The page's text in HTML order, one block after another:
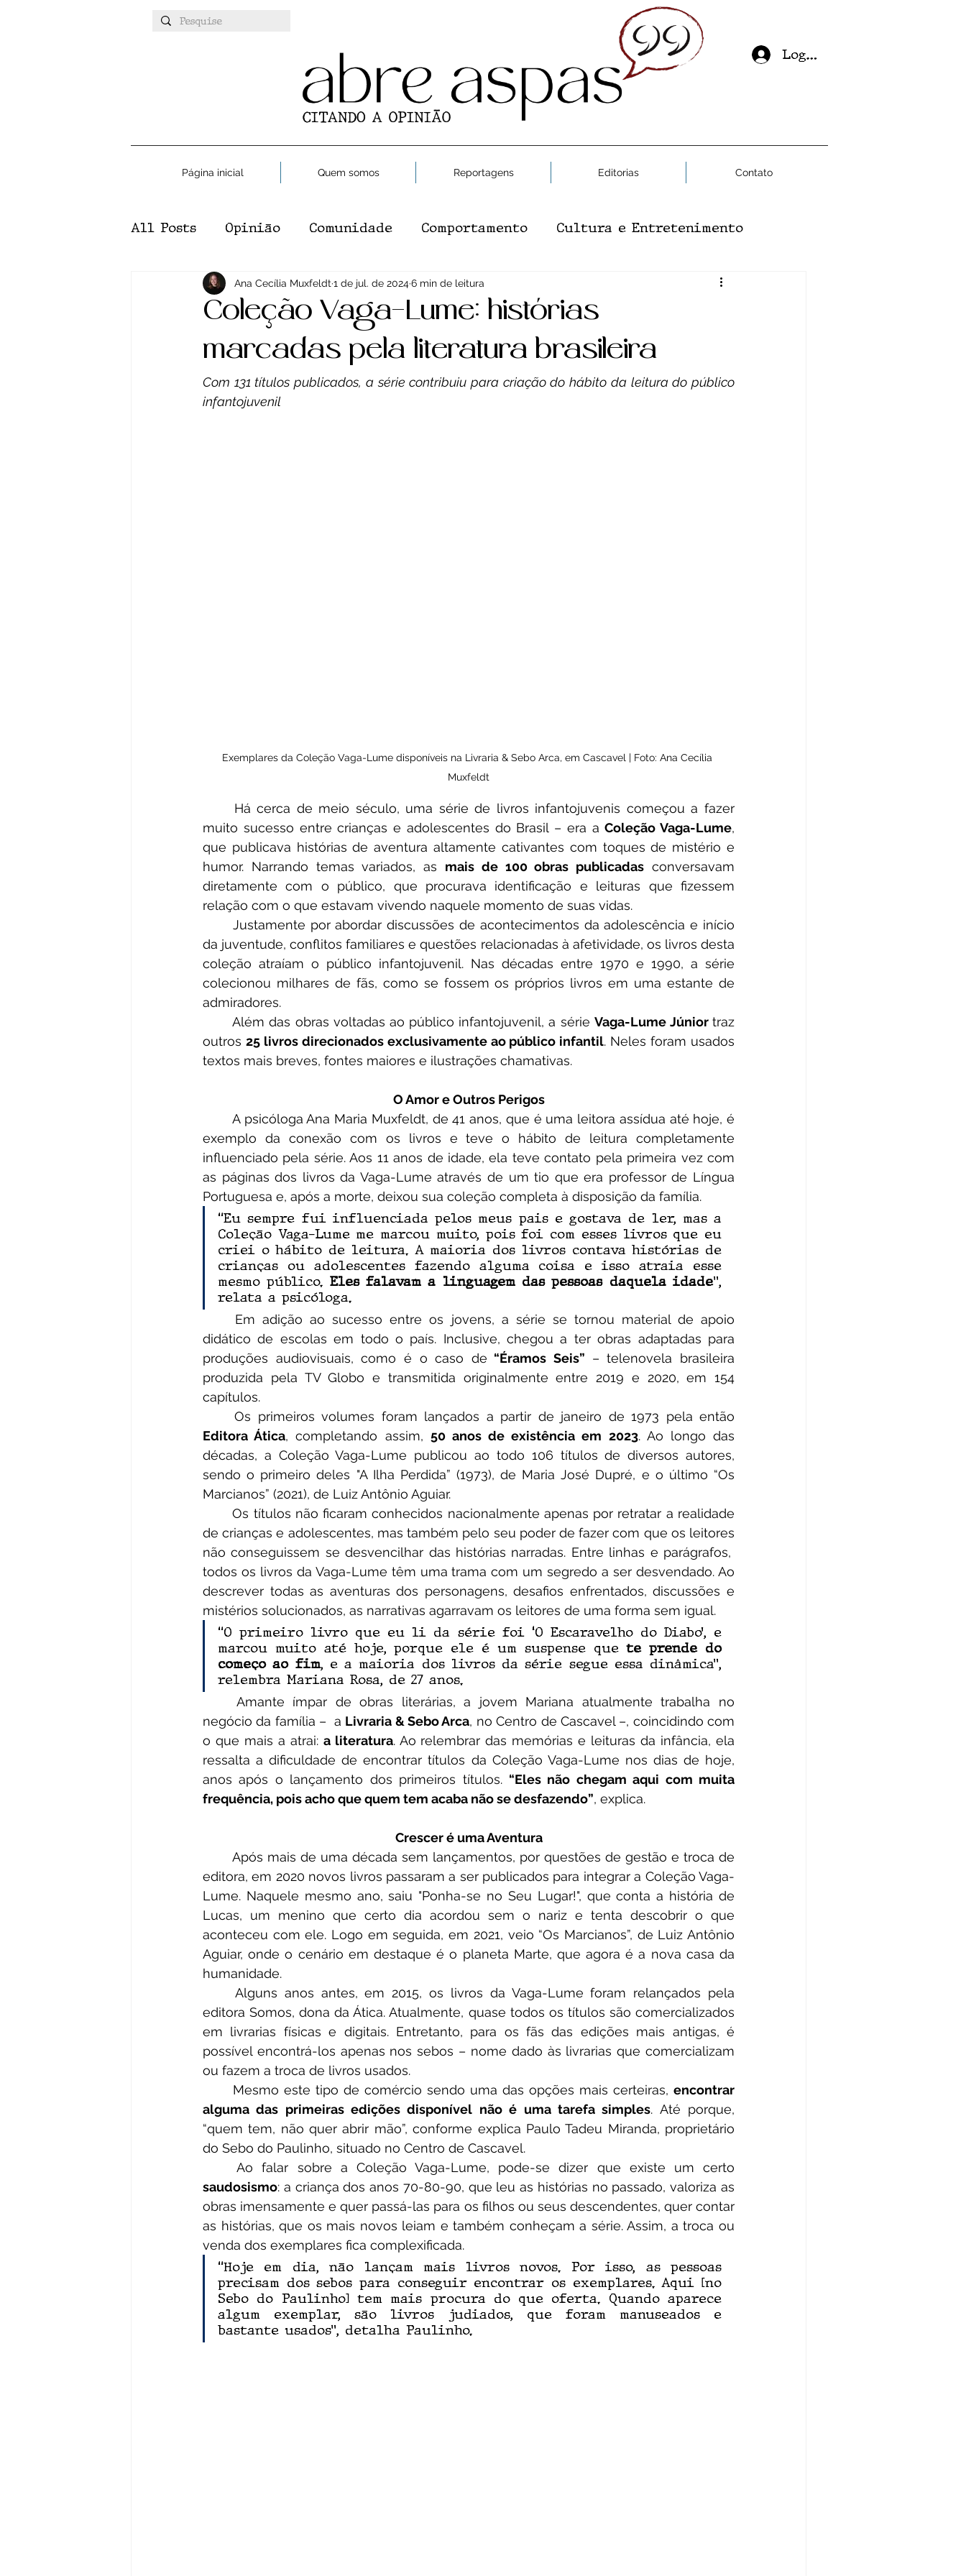
Página inicial Quem somos Reportagens Editorias Contato
Log In
All Posts Opinião Comunidade Comportamento Cultura e Entretenimento
Atualidades Esporte e Saúde Moda Gastronomia Saúde Mental
reportagem Jogos Saúde Reportagem Resenha Crítica Reportagem
Atualidade Agronegócio
Coleção Vaga-Lume: histórias
marcadas pela literatura brasileira
Ana Cecília Muxfeldt 1 de jul. de 20246 min de leitura
Com 131 títulos publicados, a série contribuiu para criação do hábito da leitura do público
infantojuvenil
Exemplares da Coleção Vaga-Lume disponíveis na Livraria & Sebo Arca, em Cascavel | Foto: Ana Cecília
Muxfeldt
muito sucesso entre crianças e adolescentes do Brasil – era a Coleção Vaga-Lume,
que publicava histórias de aventura altamente cativantes com toques de mistério e
humor. Narrando temas variados, as mais de 100 obras publicadas conversavam
diretamente com o público, que procurava identificação e leituras que fizessem
relação com o que estavam vivendo naquele momento de suas vidas.
da juventude, conflitos familiares e questões relacionadas à afetividade, os livros desta
coleção atraíam o público infantojuvenil. Nas décadas entre 1970 e 1990, a série
colecionou milhares de fãs, como se fossem os próprios livros em uma estante de
admiradores.
	Além das obras voltadas ao público infantojuvenil, a série
Vaga-Lume Júnior traz
outros 25 livros direcionados exclusivamente ao público infantil. Neles foram usados
textos mais breves, fontes maiores e ilustrações chamativas.
O Amor e Outros Perigos
exemplo da conexão com os livros e teve o hábito de leitura completamente
influenciado pela série. Aos 11 anos de idade, ela teve contato pela primeira vez com
as páginas dos livros da Vaga-Lume através de um tio que era professor de Língua
Portuguesa e, após a morte, deixou sua coleção completa à disposição da família.
“Eu sempre fui influenciada pelos meus pais e gostava de ler, mas a
Coleção Vaga-Lume me marcou muito, pois foi com esses livros que eu
criei o hábito de leitura. A maioria dos livros contava histórias de
crianças ou adolescentes fazendo alguma coisa e isso atraia esse
mesmo público. Eles falavam a linguagem das pessoas daquela idade”,
relata a psicóloga.
didático de escolas em todo o país. Inclusive, chegou a ter obras adaptadas para
produções audiovisuais, como é o caso de “Éramos Seis” – telenovela brasileira
produzida pela TV Globo e transmitida originalmente entre 2019 e 2020, em 154
capítulos.
Editora Ática, completando assim, 50 anos de existência em 2023. Ao longo das
décadas, a Coleção Vaga-Lume publicou ao todo 106 títulos de diversos autores,
sendo o primeiro deles "A Ilha Perdida” (1973), de Maria José Dupré, e o último “Os
Marcianos” (2021), de Luiz Antônio Aguiar.
	Os títulos não ficaram conhecidos nacionalmente apenas por retratar a realidade
de crianças e adolescentes, mas também pelo seu poder de fazer com que os leitores
não conseguissem se desvencilhar das histórias narradas. Entre linhas e parágrafos,
todos os livros da Vaga-Lume têm uma trama com um segredo a ser desvendado. Ao
descrever todas as aventuras dos personagens, desafios enfrentados, discussões e
mistérios solucionados, as narrativas agarravam os leitores de uma forma sem igual.
“O primeiro livro que eu li da série foi ‘O Escaravelho do Diabo’, e
marcou muito até hoje, porque ele é um suspense que te prende do
começo ao fim, e a maioria dos livros da série segue essa dinâmica”,
relembra Mariana Rosa, de 27 anos.
negócio da família –  a Livraria & Sebo Arca, no Centro de Cascavel –, coincidindo com
o que mais a atrai: a literatura. Ao relembrar das memórias e leituras da infância, ela
ressalta a dificuldade de encontrar títulos da Coleção Vaga-Lume nos dias de hoje,
anos após o lançamento dos primeiros títulos. “Eles não chegam aqui com muita
frequência, pois acho que quem tem acaba não se desfazendo”, explica.
Crescer é uma Aventura
editora, em 2020 novos livros passaram a ser publicados para integrar a Coleção Vaga-
Lume. Naquele mesmo ano, saiu "Ponha-se no Seu Lugar!", que conta a história de
Lucas, um menino que certo dia acordou sem o nariz e tenta descobrir o que
aconteceu com ele. Logo em seguida, em 2021, veio “Os Marcianos”, de Luiz Antônio
Aguiar, onde o cenário em destaque é o planeta Marte, que agora é a nova casa da
humanidade.
editora Somos, dona da Ática. Atualmente, quase todos os títulos são comercializados
em livrarias físicas e digitais. Entretanto, para os fãs das edições mais antigas, é
possível encontrá-los apenas nos sebos – nome dado às livrarias que comercializam
ou fazem a troca de livros usados.
	Mesmo este tipo de comércio sendo uma das opções mais certeiras,
encontrar
alguma das primeiras edições disponível não é uma tarefa simples. Até porque,
“quem tem, não quer abrir mão”, conforme explica Paulo Tadeu Miranda, proprietário
do Sebo do Paulinho, situado no Centro de Cascavel.
saudosismo: a criança dos anos 70-80-90, que leu as histórias no passado, valoriza as
obras imensamente e quer passá-las para os filhos ou seus descendentes, quer contar
as histórias, que os mais novos leiam e também conheçam a série. Assim, a troca ou
venda dos exemplares fica complexificada.
“Hoje em dia, não lançam mais livros novos. Por isso, as pessoas
precisam dos sebos para conseguir encontrar os exemplares. Aqui [no
Sebo do Paulinho] tem mais procura do que oferta. Quando aparece
algum exemplar, são livros judiados, que foram manuseados e
bastante usados”, detalha Paulinho.